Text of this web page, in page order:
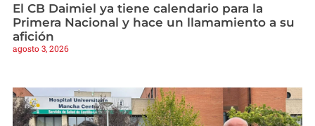
El CB Daimiel ya tiene calendario para la
Primera Nacional y hace un llamamiento a su
afición
agosto 3, 2026